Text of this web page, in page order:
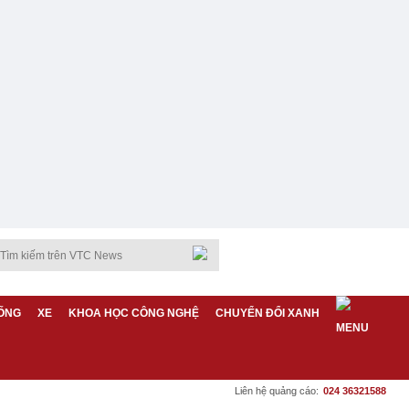
XE KHOA HỌC CÔNG NGHỆ CHUYỂN ĐỔI XANH
Liên hệ quảng cáo: 024 36321588